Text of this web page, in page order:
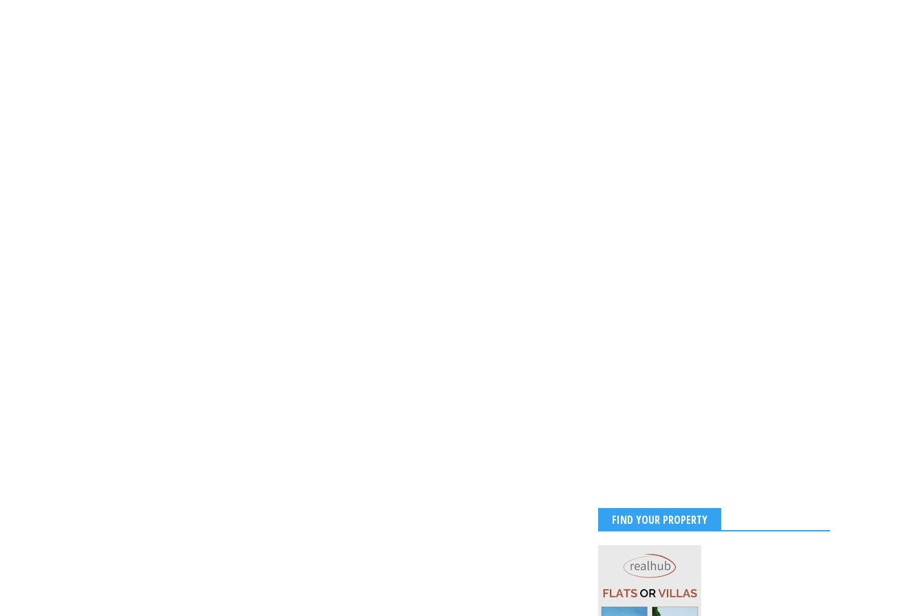
FIND YOUR PROPERTY